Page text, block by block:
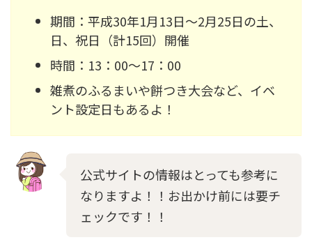
期間：平成30年1月13日～2月25日の土、
日、祝日（計15回）開催
時間：13：00～17：00
雑煮のふるまいや餅つき大会など、イベ
ント設定日もあるよ！
公式サイトの情報はとっても参考に
なりますよ！！お出かけ前には要チ
ェックです！！